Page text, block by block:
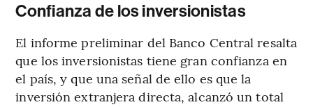
Confianza de los inversionistas
El informe preliminar del Banco Central resalta
que los inversionistas tiene gran confianza en
el país, y que una señal de ello es que la
inversión extranjera directa, alcanzó un total